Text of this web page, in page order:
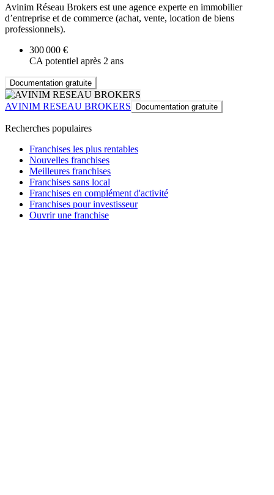
Avinim Réseau Brokers est une agence experte en immobilier
d’entreprise et de commerce (achat, vente, location de biens
professionnels).
300 000 €
CA potentiel après 2 ans
Documentation gratuite
AVINIM RESEAU BROKERS Documentation gratuite
Recherches populaires
Franchises les plus rentables
Nouvelles franchises
Meilleures franchises
Franchises sans local
Franchises en complément d'activité
Franchises pour investisseur
Ouvrir une franchise